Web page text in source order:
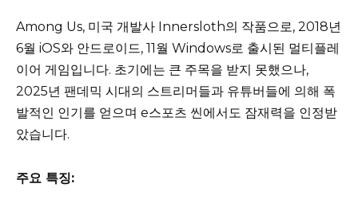
Among Us, 미국 개발사 Innersloth의 작품으로, 2018년
6월 iOS와 안드로이드, 11월 Windows로 출시된 멀티플레
이어 게임입니다. 초기에는 큰 주목을 받지 못했으나,
2025년 팬데믹 시대의 스트리머들과 유튜버들에 의해 폭
발적인 인기를 얻으며 e스포츠 씬에서도 잠재력을 인정받
았습니다.
주요 특징: